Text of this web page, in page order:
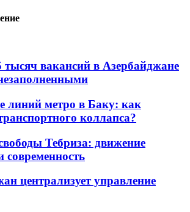
вакансий в Азербайджане
линий метро в Баку: как
коллапса?
Тебриза: движение
централизует управление